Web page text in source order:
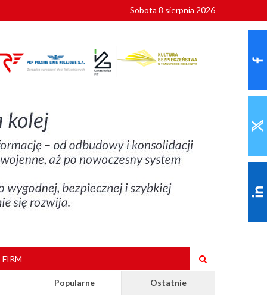
Sobota 8 sierpnia 2026
Popularne Ostatnie